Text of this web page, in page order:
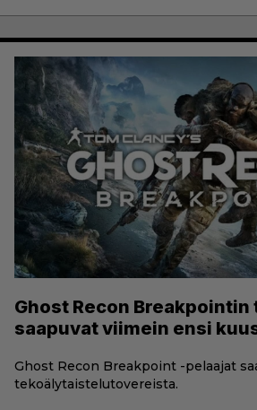
Ghost Recon
saapuvat viimein ensi
Ghost Recon Breakpoint -pelaajat
tekoälytaistelutovereista.